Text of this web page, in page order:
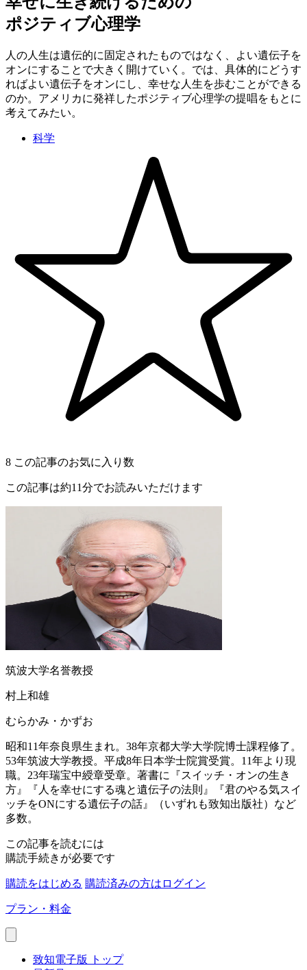
ポジティブ心理学
人の人生は遺伝的に固定されたものではなく、よい遺伝子を
オンにすることで大きく開けていく。では、具体的にどうす
ればよい遺伝子をオンにし、幸せな人生を歩むことができる
のか。アメリカに発祥したポジティブ心理学の提唱をもとに
考えてみたい。
科学
8 この記事のお気に入り数
この記事は約11分でお読みいただけます
筑波大学名誉教授
村上和雄
むらかみ・かずお
昭和11年奈良県生まれ。38年京都大学大学院博士課程修了。
53年筑波大学教授。平成8年日本学士院賞受賞。11年より現
職。23年瑞宝中綬章受章。著書に『スイッチ・オンの生き
方』『人を幸せにする魂と遺伝子の法則』『君のやる気スイ
ッチをONにする遺伝子の話』（いずれも致知出版社）など
多数。
この記事を読むには
購読手続きが必要です
購読をはじめる 購読済みの方はログイン
プラン・料金
致知電子版 トップ